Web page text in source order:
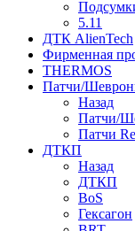
5.11
ДТК AlienTech
Фирменная
THERMOS
Патчи/
Назад
Патчи/
Патчи
ДТКП
Назад
ДТКП
BoS
Гексагон